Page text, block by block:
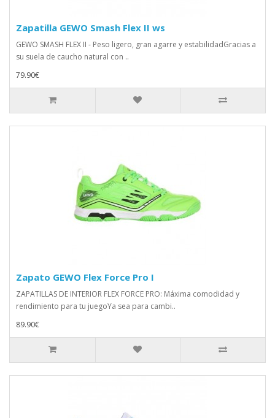
Zapatilla GEWO Smash Flex II ws
GEWO SMASH FLEX II - Peso ligero, gran agarre y estabilidadGracias a
su suela de caucho natural con ..
79.90€
Zapato GEWO Flex Force Pro I
ZAPATILLAS DE INTERIOR FLEX FORCE PRO: Máxima comodidad y
rendimiento para tu juegoYa sea para cambi..
89.90€